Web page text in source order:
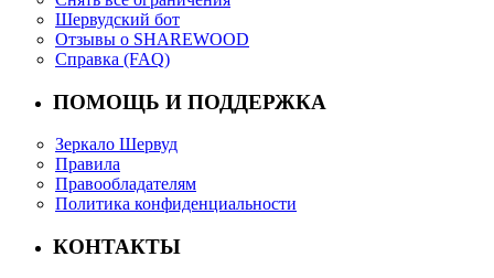
Шервудский бот
Отзывы о SHAREWOOD
Справка (FAQ)
ПОМОЩЬ И ПОДДЕРЖКА
Зеркало Шервуд
Правила
Правообладателям
Политика конфиденциальности
КОНТАКТЫ